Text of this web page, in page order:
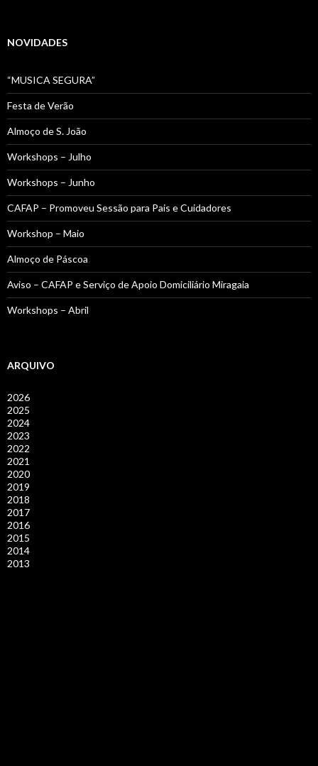
NOVIDADES
“MUSICA SEGURA”
Festa de Verão
Almoço de S. João
Workshops – Julho
Workshops – Junho
CAFAP – Promoveu Sessão para Pais e Cuidadores
Workshop – Maio
Almoço de Páscoa
Aviso – CAFAP e Serviço de Apoio Domiciliário Miragaia
Workshops – Abril
ARQUIVO
2026
2025
2024
2023
2022
2021
2020
2019
2018
2017
2016
2015
2014
2013